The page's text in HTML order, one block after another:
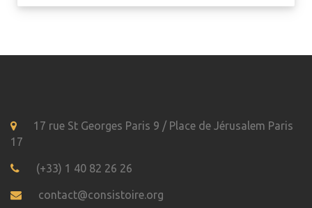
17 rue St Georges Paris 9 / Place de Jérusalem Paris
17
(+33) 1 40 82 26 26
contact@consistoire.org